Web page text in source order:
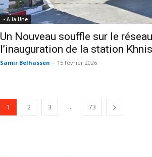
- A la Une
Un Nouveau souffle sur le
l’inauguration de la station
Samir Belhassen - 15 février 2026
1 2 3 ... 73